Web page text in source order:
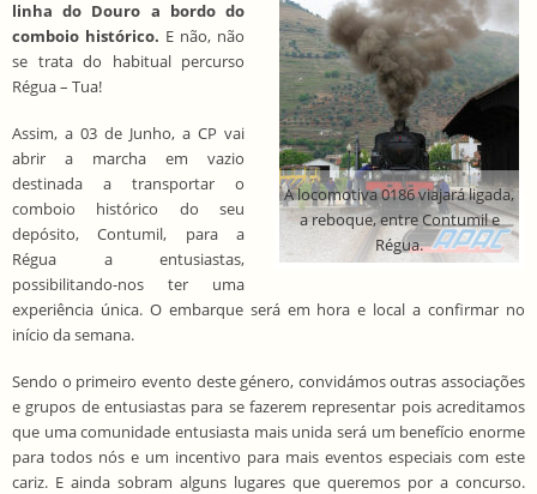
A locomotiva 0186 viajará ligada,
a reboque, entre Contumil e
Régua.
linha do Douro a bordo do
comboio histórico. E não, não
se trata do habitual percurso
Régua – Tua!
Assim, a 03 de Junho, a CP vai
abrir a marcha em vazio
destinada a transportar o
comboio histórico do seu
depósito, Contumil, para a
Régua a entusiastas,
possibilitando-nos ter uma
experiência única. O embarque será em hora e local a confirmar no
início da semana.
Sendo o primeiro evento deste género, convidámos outras associações
e grupos de entusiastas para se fazerem representar pois acreditamos
que uma comunidade entusiasta mais unida será um benefício enorme
para todos nós e um incentivo para mais eventos especiais com este
cariz. E ainda sobram alguns lugares que queremos por a concurso.